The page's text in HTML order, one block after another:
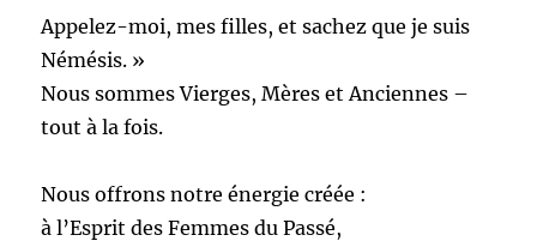
Appelez-moi, mes filles, et sachez que je suis
Némésis. »
Nous sommes Vierges, Mères et Anciennes –
tout à la fois.
Nous offrons notre énergie créée :
à l’Esprit des Femmes du Passé,